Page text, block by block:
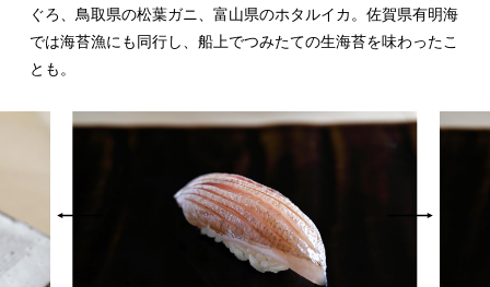
ぐろ、鳥取県の松葉ガニ、富山県のホタルイカ。佐賀県有明海
では海苔漁にも同行し、船上でつみたての生海苔を味わったこ
とも。